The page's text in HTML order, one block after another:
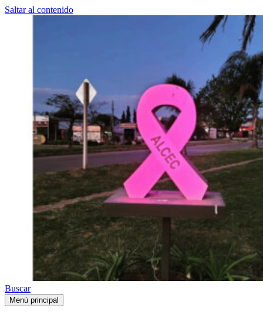
Saltar al contenido
Buscar
Menú principal